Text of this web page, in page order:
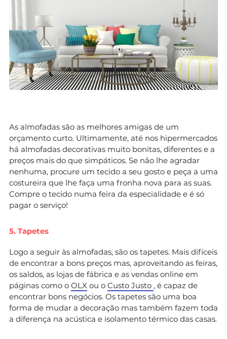
As almofadas são as melhores amigas de um
orçamento curto. Ultimamente, até nos hipermercados
há almofadas decorativas muito bonitas, diferentes e a
preços mais do que simpáticos. Se não lhe agradar
nenhuma, procure um tecido a seu gosto e peça a uma
costureira que lhe faça uma fronha nova para as suas.
Compre o tecido numa feira da especialidade e é só
pagar o serviço!
5. Tapetes
Logo a seguir às almofadas, são os tapetes. Mais difíceis
de encontrar a bons preços mas, aproveitando as feiras,
os saldos, as lojas de fábrica e as vendas online em
páginas como o OLX ou o Custo Justo , é capaz de
encontrar bons negócios. Os tapetes são uma boa
forma de mudar a decoração mas também fazem toda
a diferença na acústica e isolamento térmico das casas.